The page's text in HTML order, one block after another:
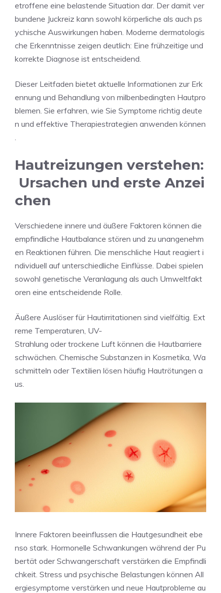
etroffene eine belastende Situation dar. Der damit ver
bundene Juckreiz kann sowohl körperliche als auch ps
ychische Auswirkungen haben. Moderne dermatologis
che Erkenntnisse zeigen deutlich: Eine frühzeitige und
korrekte Diagnose ist entscheidend.
Dieser Leitfaden bietet aktuelle Informationen zur Erk
ennung und Behandlung von milbenbedingten Hautpro
blemen. Sie erfahren, wie Sie Symptome richtig deute
n und effektive Therapiestrategien anwenden können
.
Hautreizungen verstehen:
Ursachen und erste Anzei
chen
Verschiedene innere und äußere Faktoren können die
empfindliche Hautbalance stören und zu unangenehm
en Reaktionen führen. Die menschliche Haut reagiert i
ndividuell auf unterschiedliche Einflüsse. Dabei spielen
sowohl genetische Veranlagung als auch Umweltfakt
oren eine entscheidende Rolle.
Äußere Auslöser für Hautirritationen sind vielfältig. Ext
reme Temperaturen, UV-
Strahlung oder trockene Luft können die Hautbarriere
schwächen. Chemische Substanzen in Kosmetika, Wa
schmitteln oder Textilien lösen häufig Hautrötungen a
us.
Innere Faktoren beeinflussen die Hautgesundheit ebe
nso stark. Hormonelle Schwankungen während der Pu
bertät oder Schwangerschaft verstärken die Empfindli
chkeit. Stress und psychische Belastungen können All
ergiesymptome verstärken und neue Hautprobleme au